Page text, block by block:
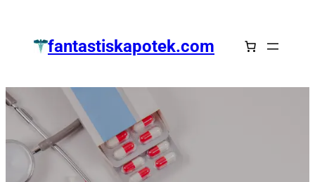
springenfantastiskapotek.com